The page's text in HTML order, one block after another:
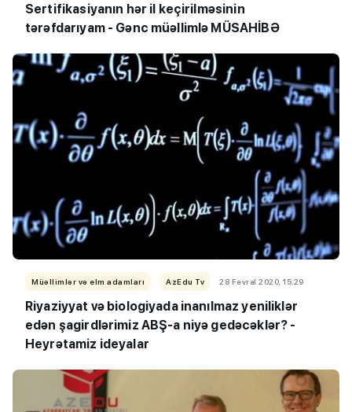
Sertifikasiyanın hər il keçirilməsinin
tərəfdarıyam - Gənc müəllimlə MÜSAHİBƏ
Müəllimlər və elm adamları AzEdu Tv 28 Fevral 2020, 15:29
Riyaziyyat və biologiyada inanılmaz yeniliklər
edən şagirdlərimiz ABŞ-a niyə gedəcəklər? -
Heyrətamiz ideyalar